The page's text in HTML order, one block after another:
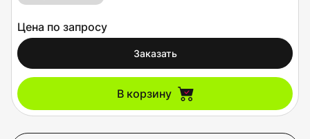
Цена по запросу
Заказать
В корзину